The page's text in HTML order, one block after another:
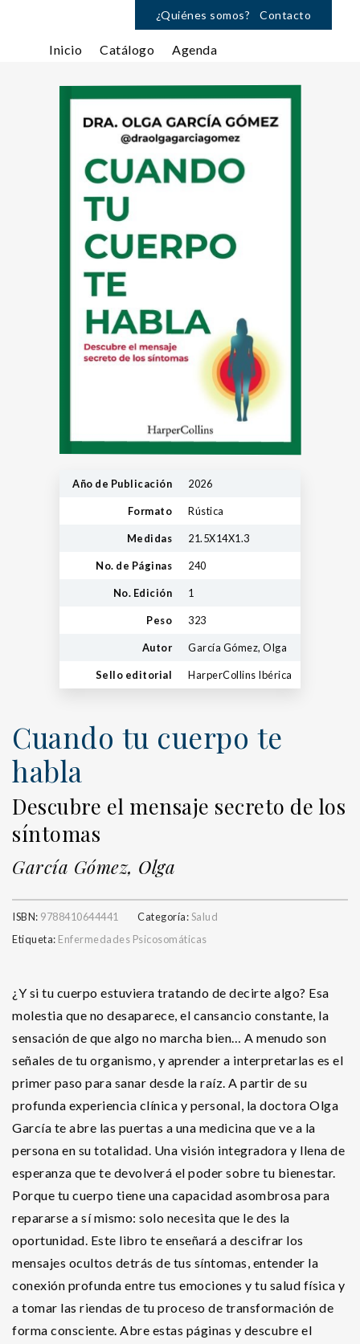
¿Quiénes somos? Contacto
Inicio Catálogo Agenda
Año de Publicación 2026
Formato Rústica
Medidas 21.5X14X1.3
No. de Páginas 240
No. Edición 1
Peso 323
Autor García Gómez, Olga
Sello editorial HarperCollins Ibérica
Cuando tu cuerpo te
habla
Descubre el mensaje secreto de los
síntomas
García Gómez, Olga
ISBN: 9788410644441 Categoría:Salud
Etiqueta: Enfermedades Psicosomáticas
¿Y si tu cuerpo estuviera tratando de decirte algo? Esa
molestia que no desaparece, el cansancio constante, la
sensación de que algo no marcha bien… A menudo son
señales de tu organismo, y aprender a interpretarlas es el
primer paso para sanar desde la raíz. A partir de su
profunda experiencia clínica y personal, la doctora Olga
García te abre las puertas a una medicina que ve a la
persona en su totalidad. Una visión integradora y llena de
esperanza que te devolverá el poder sobre tu bienestar.
Porque tu cuerpo tiene una capacidad asombrosa para
repararse a sí mismo: solo necesita que le des la
oportunidad. Este libro te enseñará a descifrar los
mensajes ocultos detrás de tus síntomas, entender la
conexión profunda entre tus emociones y tu salud física y
a tomar las riendas de tu proceso de transformación de
forma consciente. Abre estas páginas y descubre el